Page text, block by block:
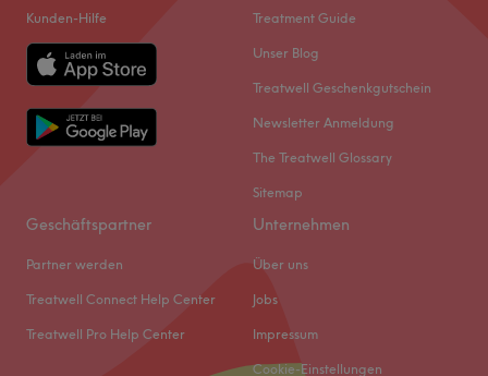
Kunden-Hilfe Treatment Guide
Unser Blog
Treatwell Geschenkgutschein
Newsletter Anmeldung
The Treatwell Glossary
Sitemap
Geschäftspartner
Partner werden
Treatwell Connect Help Center
Treatwell Pro Help Center
Unternehmen
Über uns
Jobs
Impressum
Cookie-Einstellungen